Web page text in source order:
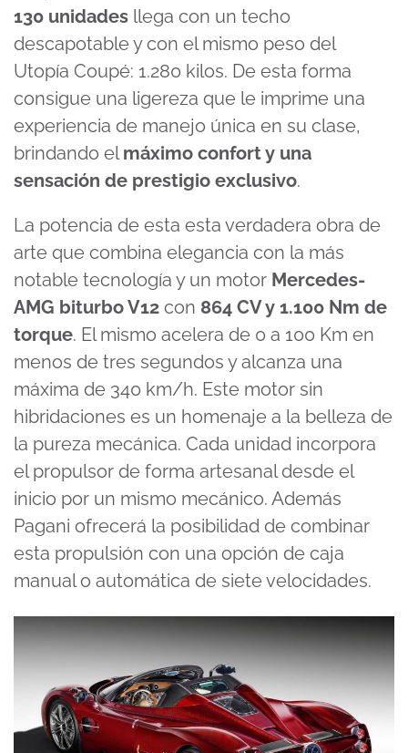
130 unidades llega con un techo
descapotable y con el mismo peso del
Utopía Coupé: 1.280 kilos. De esta forma
consigue una ligereza que le imprime una
experiencia de manejo única en su clase,
brindando elmáximo confort y una
sensación de prestigio exclusivo.
La potencia de esta esta verdadera obra de
arte que combina elegancia con la más
notable tecnología y un motor Mercedes-
AMG biturbo V12 con 864 CV y 1.100 Nm de
torque. El mismo acelera de 0 a 100 Km en
menos de tres segundos y alcanza una
máxima de 340 km/h. Este motor sin
hibridaciones es un homenaje a la belleza de
la pureza mecánica. Cada unidad incorpora
el propulsor de forma artesanal desde el
inicio por un mismo mecánico. Además
Pagani ofrecerá la posibilidad de combinar
esta propulsión con una opción de caja
manual o automática de siete velocidades.